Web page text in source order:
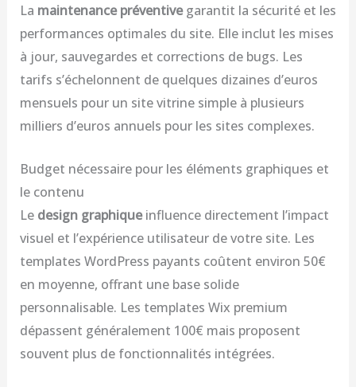
La maintenance préventivegarantit la sécurité et les
performances optimales du site. Elle inclut les mises
à jour, sauvegardes et corrections de bugs. Les
tarifs s’échelonnent de quelques dizaines d’euros
mensuels pour un site vitrine simple à plusieurs
milliers d’euros annuels pour les sites complexes.
Budget nécessaire pour les éléments graphiques et
le contenu
Le design graphiqueinfluence directement l’impact
visuel et l’expérience utilisateur de votre site. Les
templates WordPress payants coûtent environ 50€
en moyenne, offrant une base solide
personnalisable. Les templates Wix premium
dépassent généralement 100€ mais proposent
souvent plus de fonctionnalités intégrées.